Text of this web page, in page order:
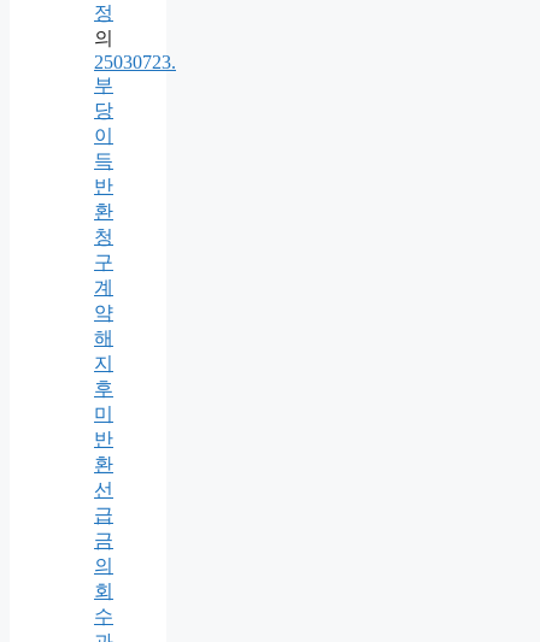
정
의
25030723.
부
당
이
득
반
환
청
구
계
약
해
지
후
미
반
환
선
급
금
의
회
수